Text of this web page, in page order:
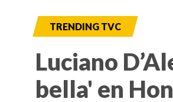
TRENDING TVC
Luciano
bella' en